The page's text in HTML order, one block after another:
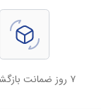
۷ روز ضمانت بازگشت کالا